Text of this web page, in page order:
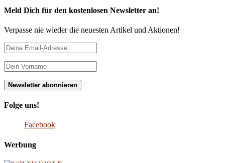
Meld Dich für den kostenlosen Newsletter an!
Verpasse nie wieder die neuesten Artikel und Aktionen!
Folge uns!
Facebook
Werbung